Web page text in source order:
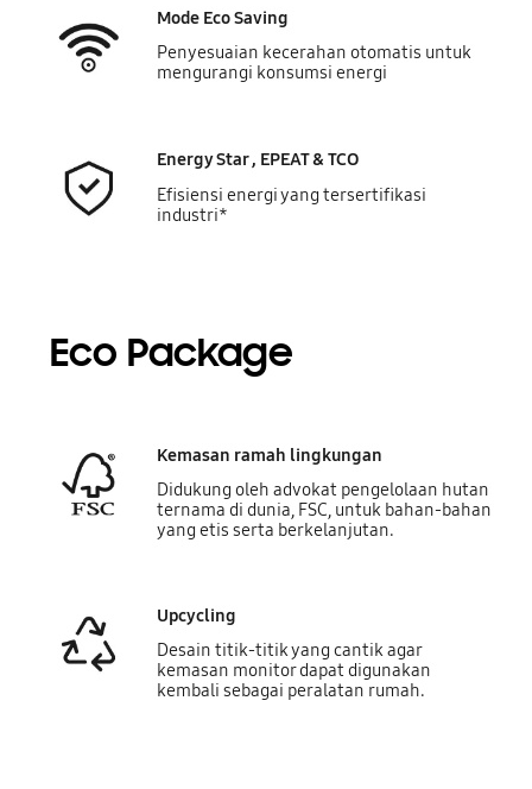
Mode Eco Saving
Penyesuaian kecerahan otomatis untuk
mengurangi konsumsi energi
Energy Star , EPEAT & TCO
Efisiensi energi yang tersertifikasi
industri*
Eco Package
Kemasan ramah lingkungan
Didukung oleh advokat pengelolaan hutan
ternama di dunia, FSC, untuk bahan-bahan
yang etis serta berkelanjutan.
Upcycling
Desain titik-titik yang cantik agar
kemasan monitor dapat digunakan
kembali sebagai peralatan rumah.